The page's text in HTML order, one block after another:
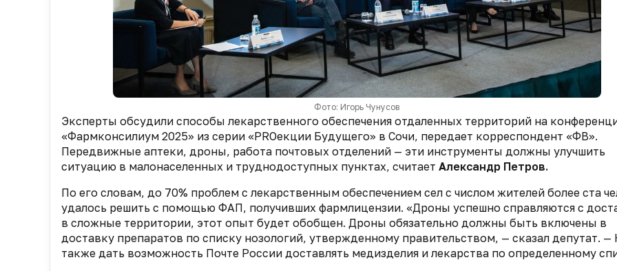
Фото: Игорь Чунусов
Эксперты обсудили способы лекарственного обеспечения отдаленных территорий на
«Фармконсилиум 2025» из серии «PROекции Будущего» в Сочи, передает корреспондент «ФВ».
Передвижные аптеки, дроны, работа почтовых отделений — эти инструменты должны улучшить
ситуацию в малонаселенных и труднодоступных пунктах, считает Александр Петров.
По его словам, до 70% проблем с лекарственным обеспечением сел с числом жителей более ста
удалось решить с помощью ФАП, получивших фармлицензии. «Дроны успешно справляются с
в сложные территории, этот опыт будет обобщен. Дроны обязательно должны быть включены в
доставку препаратов по списку нозологий, утвержденному правительством, — сказал депутат.
также дать возможность Почте России доставлять медизделия и лекарства по определенному